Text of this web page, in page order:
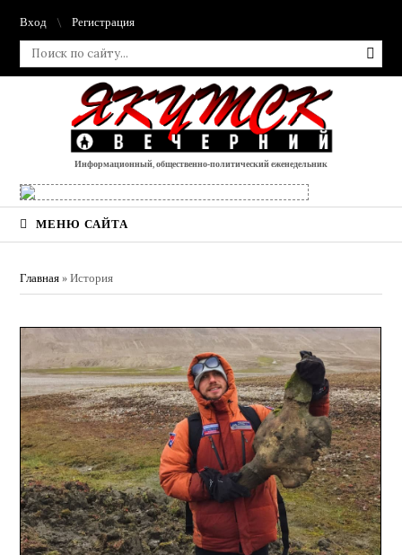
Вход Регистрация
Информационный, общественно-политический еженедельник
МЕНЮ САЙТА
Главная »История